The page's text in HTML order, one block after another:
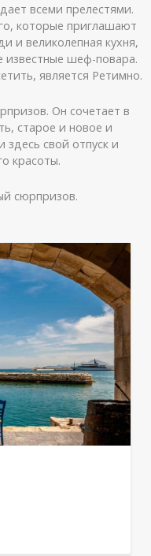
всеми прелестями.
которые приглашают
и великолепная кухня,
известные шеф-повара.
является Ретимно.
Он сочетает в
старое и новое и
здесь свой отпуск и
красоты.
сюрпризов.